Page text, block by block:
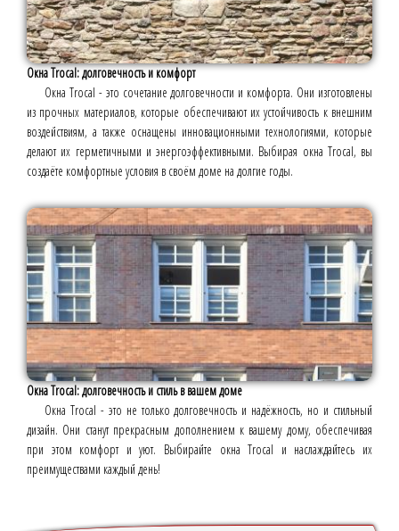
Окна Trocal: долговечность и комфорт
Окна Trocal - это сочетание долговечности и комфорта. Они изготовлены
из прочных материалов, которые обеспечивают их устойчивость к внешним
воздействиям, а также оснащены инновационными технологиями, которые
делают их герметичными и энергоэффективными. Выбирая окна Trocal, вы
создаёте комфортные условия в своём доме на долгие годы.
Окна Trocal: долговечность и стиль в вашем доме
Окна Trocal - это не только долговечность и надёжность, но и стильный
дизайн. Они станут прекрасным дополнением к вашему дому, обеспечивая
при этом комфорт и уют. Выбирайте окна Trocal и наслаждайтесь их
преимуществами каждый день!